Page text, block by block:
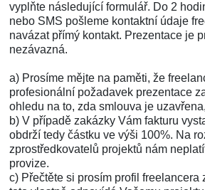
vyplňte následující formulář. Do 2
nebo SMS pošleme kontaktní údaje
navázat přímý kontakt. Prezentace je
nezávazná.
a) Prosíme mějte na paměti, že
profesionální požadavek prezentace
ohledu na to, zda smlouva je
b) V případě zakázky Vám fakturu
obdrží tedy částku ve výši 100%. Na
zprostředkovatelů projektů nám
provize.
c) Přečtěte si prosím profil freelancera